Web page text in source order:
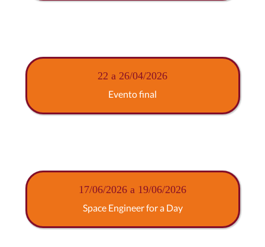
22 a 26/04/2026
Evento final
17/06/2026 a 19/06/2026
Space Engineer for a Day